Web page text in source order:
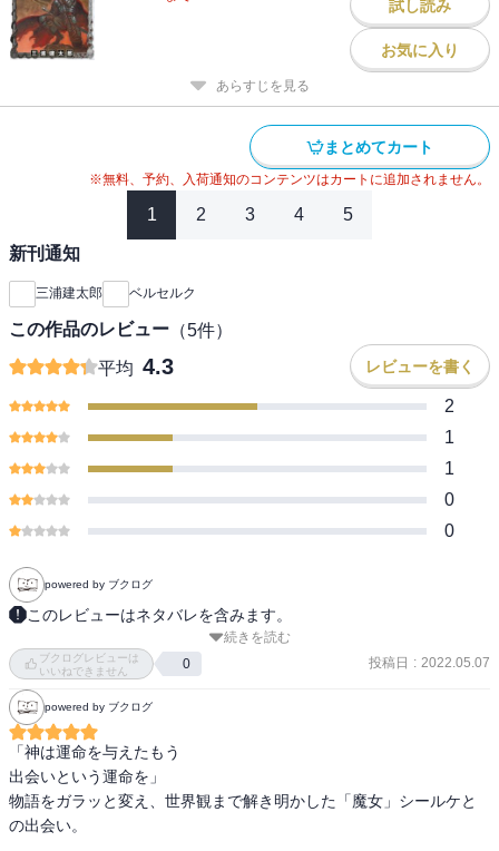
試し読み
お気に入り
あらすじを見る
まとめてカート
※無料、予約、入荷通知のコンテンツはカートに追加されません。
1 2 3 4 5
新刊通知
三浦建太郎 ベルセルク
この作品のレビュー （5件）
平均 4.3 レビューを書く
2
1
1
0
0
powered by ブクログ
このレビューはネタバレを含みます。
剣を使った大バトルものだった中で
魔法が登場しました。
今まで魔法もあったのだけど、
魔法が使える人間が登場したのは初めてでしょうか、
少しずつ世界が明らかになってきます。
二人の呪いについて
話せる相手ができたことは大きいです。
少しだけ現れた明るい兆し
続きを読む
ブクログレビューは
いいねできません
0 投稿日 : 2022.05.07
powered by ブクログ
「神は運命を与えたもう
出会いという運命を」
物語をガラッと変え、世界観まで解き明かした「魔女」シールケと
の出会い。